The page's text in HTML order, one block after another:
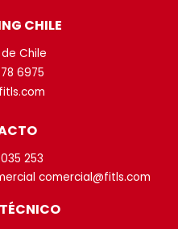
CHILE
Chile
6975
253
comercial@fitls.com